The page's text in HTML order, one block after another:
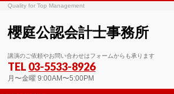
Quality for Top Management
櫻庭公認会計士事務所
講演のご依頼やお問い合わせはフォームからも承ります
TEL 03-5533-8926
月〜金曜 9:00AM〜5:00PM